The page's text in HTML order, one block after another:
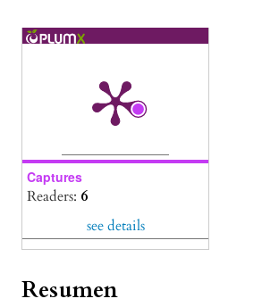
Captures
Readers: 6
see details
Resumen